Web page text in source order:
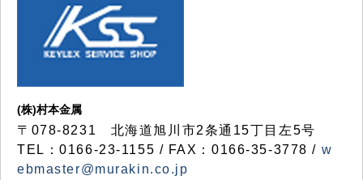
(株)村本金属
〒078-8231 北海道旭川市2条通15丁目左5号
TEL：0166-23-1155 / FAX：0166-35-3778 / w
ebmaster@murakin.co.jp